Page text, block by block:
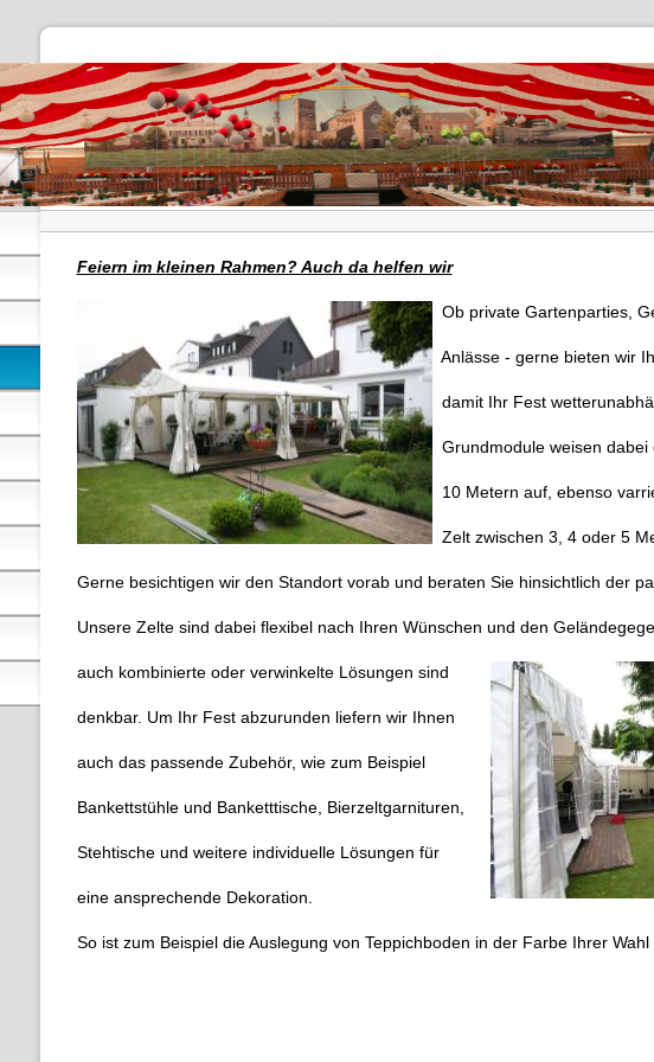
Feiern im kleinen Rahmen? Auch da helfen wir
Ob private Gartenparties,
Anlässe - gerne bieten wir
damit Ihr Fest
Grundmodule weisen dabei
10 Metern auf, ebenso
Zelt zwischen 3, 4 oder 5
Gerne besichtigen wir den Standort vorab und beraten Sie hinsichtlich der
Unsere Zelte sind dabei flexibel nach Ihren Wünschen und den
auch kombinierte oder verwinkelte Lösungen sind
denkbar. Um Ihr Fest abzurunden liefern wir Ihnen
auch das passende Zubehör, wie zum Beispiel
Bankettstühle und Banketttische, Bierzeltgarnituren,
Stehtische und weitere individuelle Lösungen für
eine ansprechende Dekoration.
So ist zum Beispiel die Auslegung von Teppichboden in der Farbe Ihrer Wahl